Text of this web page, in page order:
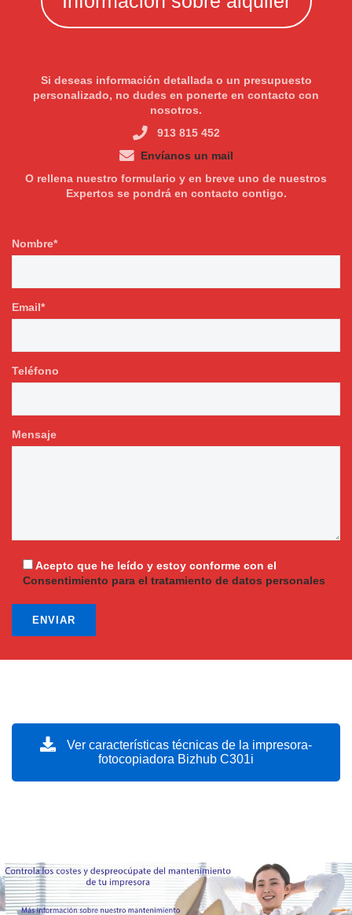
Si deseas información detallada o un presupuesto
personalizado, no dudes en ponerte en contacto con
nosotros.
913 815 452
Envíanos un mail
O rellena nuestro formulario y en breve uno de nuestros
Expertos se pondrá en contacto contigo.
Nombre*
Email*
Teléfono
Mensaje
Acepto que he leído y estoy conforme con el
Consentimiento para el tratamiento de datos personales
Ver características técnicas de la impresora-
fotocopiadora Bizhub C301i